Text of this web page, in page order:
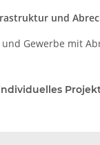
und
Gewerbe mit